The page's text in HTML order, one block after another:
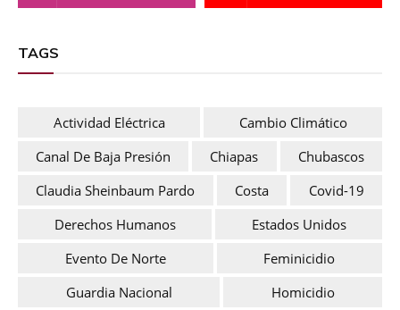
TAGS
Actividad Eléctrica
Cambio Climático
Canal De Baja Presión
Chiapas
Chubascos
Claudia Sheinbaum Pardo
Costa
Covid-19
Derechos Humanos
Estados Unidos
Evento De Norte
Feminicidio
Guardia Nacional
Homicidio